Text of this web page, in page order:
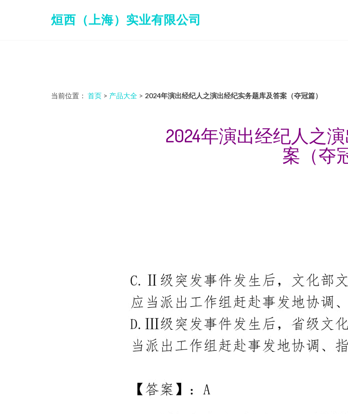
烜西（上海）实业有限公司
当前位置： 首页 > 产品大全 > 2024年演出经纪人之演出经纪实务题库及答案（夺冠篇）
2024年演出经纪人之
案（夺